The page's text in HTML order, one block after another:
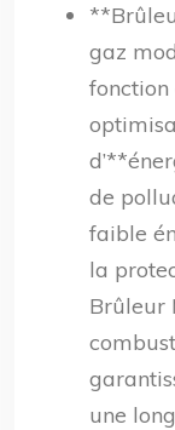
gaz
de
faible
la
Brûleur
une